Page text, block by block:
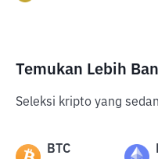
Temukan Lebih
Seleksi kripto yang
BTC